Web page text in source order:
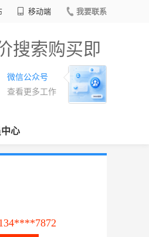
移动端 我要联系
搜索购买即
微信公众号
查看更多工作
心